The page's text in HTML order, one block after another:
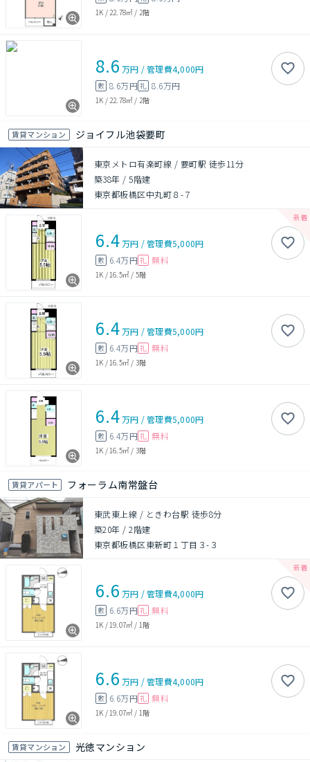
1K / 22.78㎡ / 2階
8.6 万円 /管理費4,000円
敷 8.6万円礼 8.6万円
1K / 22.78㎡ / 2階
賃貸マンション ジョイフル池袋要町
東京メトロ有楽町線 / 要町駅 徒歩11分
築38年 /5階建
東京都板橋区中丸町８-７
6.4万円 /管理費5,000円
敷 6.4万円 礼 無料
1K / 16.5㎡ / 5階
6.4万円 /管理費5,000円
敷 6.4万円 礼 無料
1K / 16.5㎡ / 3階
6.4万円 /管理費5,000円
敷 6.4万円 礼 無料
1K / 16.5㎡ / 3階
賃貸アパート フォーラム南常盤台
東武東上線 / ときわ台駅 徒歩8分
築20年 /2階建
東京都板橋区東新町１丁目３-３
6.6 万円 /管理費4,000円
敷 6.6万円 礼 無料
1K / 19.07㎡ / 1階
6.6 万円 /管理費4,000円
敷 6.6万円 礼 無料
1K / 19.07㎡ / 1階
賃貸マンション 光徳マンション